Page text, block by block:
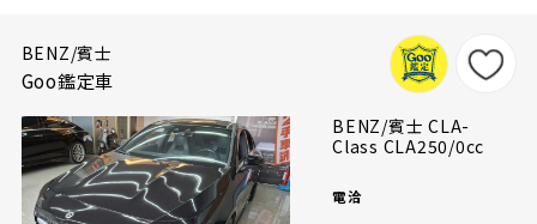
BENZ/賓士
Goo鑑定車
BENZ/賓士 CLA-
Class CLA250/0cc
電洽